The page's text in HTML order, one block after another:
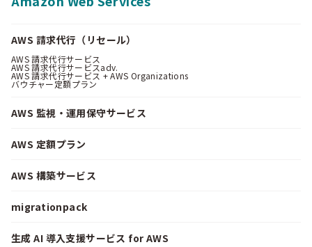
AWS 請求代行（リセール）
AWS 請求代行サービス
AWS 請求代行サービスadv.
AWS 請求代行サービス + AWS Organizations
バウチャー定額プラン
AWS 監視・運用保守サービス
AWS 定額プラン
AWS 構築サービス
migrationpack
生成 AI 導入支援サービス for AWS